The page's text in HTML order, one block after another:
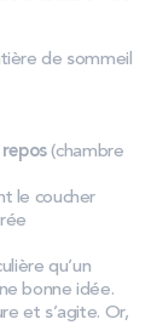
de sommeil
(chambre
le coucher
qu’un
bonne idée.
et s’agite. Or,